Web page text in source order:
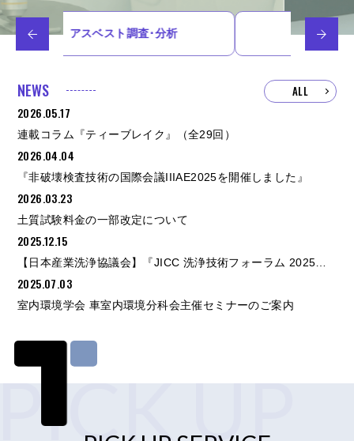
PFAS分析
NEWS
2026.05.17
連載コラム『ティーブレイク』（全29回）
2026.04.04
『非破壊検査技術の国際会議IIIAE2025を開催しました』
2026.03.23
土質試験料金の一部改定について
2025.12.15
2025.07.03
室内環境学会 車室内環境分科会主催セミナーのご案内
ALL
UP